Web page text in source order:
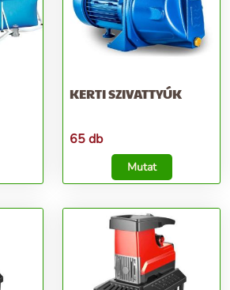
KERTI SZIVATTYÚK
65 db
Mutat